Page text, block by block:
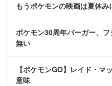
もうポケモンの映画は夏休み
ポケモン30周年バーガー、
無い
【ポケモンGO】レイド・マ
意味